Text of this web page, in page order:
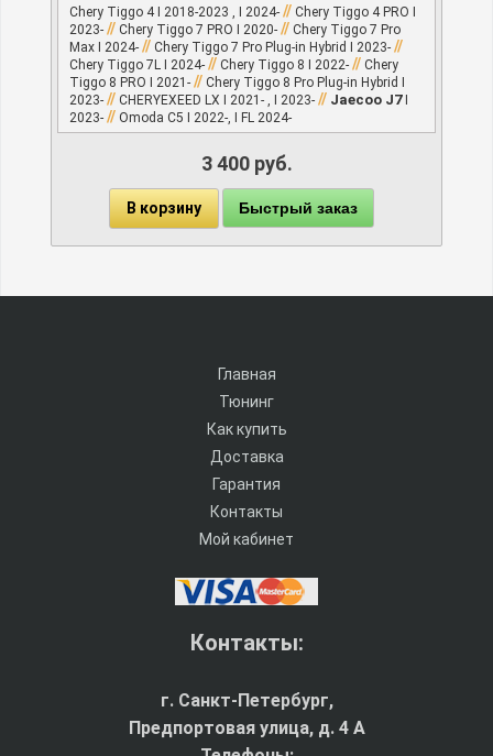
Chery Tiggo 4 I 2018-2023 , I 2024- // Chery Tiggo 4 PRO I
2023- // Chery Tiggo 7 PRO I 2020- // Chery Tiggo 7 Pro
Max I 2024- // Chery Tiggo 7 Pro Plug-in Hybrid I 2023- //
Chery Tiggo 7L I 2024- // Chery Tiggo 8 I 2022- // Chery
Tiggo 8 PRO I 2021- // Chery Tiggo 8 Pro Plug-in Hybrid I
2023- // CHERYEXEED LX I 2021- , I 2023- // Jaecoo J7I
2023- // Omoda C5 I 2022-, I FL 2024-
3 400 руб.
В корзину Быстрый заказ
Главная
Тюнинг
Как купить
Доставка
Гарантия
Контакты
Мой кабинет
Контакты:
г. Санкт-Петербург,
Предпортовая улица, д. 4 A